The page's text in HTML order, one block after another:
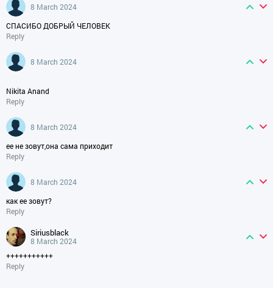
8 March 2024
СПАСИБО ДОБРЫЙ ЧЕЛОВЕК
Reply
8 March 2024
Nikita Anand
Reply
8 March 2024
ее не зовут,она сама приходит
Reply
8 March 2024
как ее зовут?
Reply
siriusblack
8 March 2024
+++++++++++
Reply